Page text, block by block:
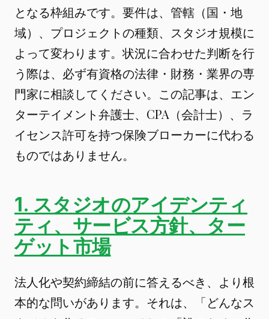
となる枠組みです。要件は、管轄（国・地
域）、プロジェクトの種類、スタジオ規模に
よって変わります。状況に合わせた判断を行
う際は、必ず有資格の法律・財務・業界の専
門家に相談してください。この記事は、エン
ターテイメント弁護士、CPA（会計士）、ラ
イセンス許可を持つ保険ブローカーに代わる
ものではありません。
1. スタジオのアイデンティ
ティ、サービス方針、ター
ゲット市場
法人化や契約締結の前に答えるべき、より根
本的な問いがあります。それは、「どんなス